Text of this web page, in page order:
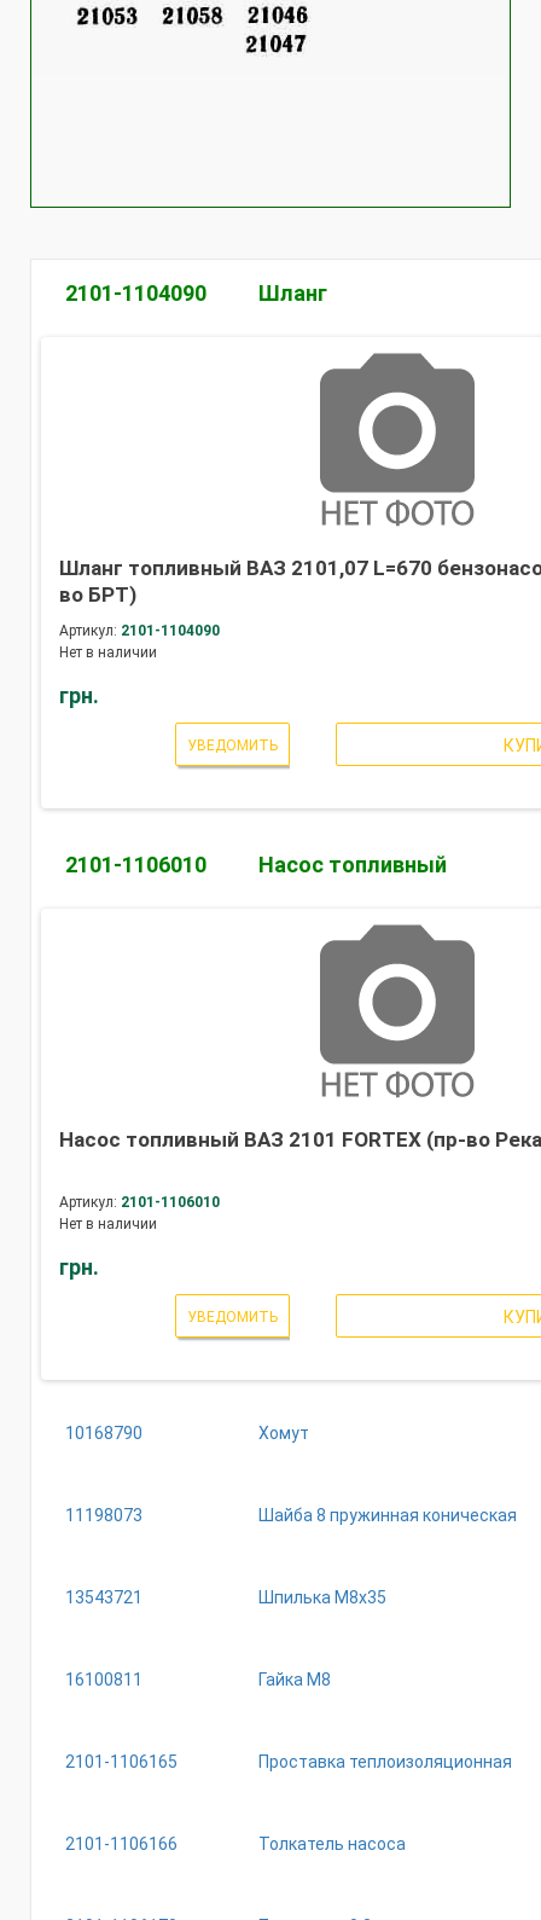
2101-1104090 Шланг
Шланг топливный ВАЗ 2101,07 L=670
во БРТ)
Артикул: 2101-1104090
Нет в наличии
грн.
УВЕДОМИТЬ
2101-1106010 Насос топливный
Насос топливный ВАЗ 2101 FORTEX (пр-во
Артикул: 2101-1106010
Нет в наличии
грн.
УВЕДОМИТЬ
10168790 Хомут
11198073 Шайба 8 пружинная коническая
13543721 Шпилька М8х35
16100811 Гайка М8
2101-1106165 Проставка теплоизоляционная
2101-1106166 Толкатель насоса